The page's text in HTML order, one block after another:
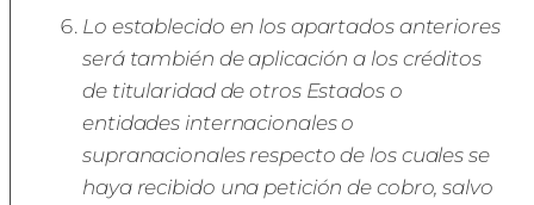
Lo establecido en los apartados anteriores
será también de aplicación a los créditos
de titularidad de otros Estados o
entidades internacionales o
supranacionales respecto de los cuales se
haya recibido una petición de cobro, salvo